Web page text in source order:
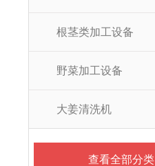
根茎类加工设备
野菜加工设备
大姜清洗机
查看全部分类